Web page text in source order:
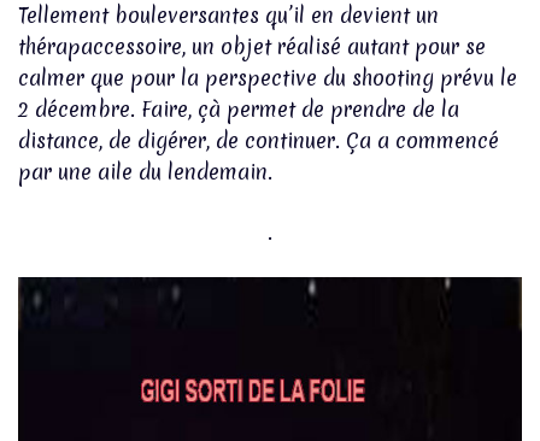
Tellement bouleversantes qu’il en devient un
thérapaccessoire, un objet réalisé autant pour se
calmer que pour la perspective du shooting prévu le
2 décembre. Faire, çà permet de prendre de la
distance, de digérer, de continuer. Ça a commencé
par une aile du lendemain.
.